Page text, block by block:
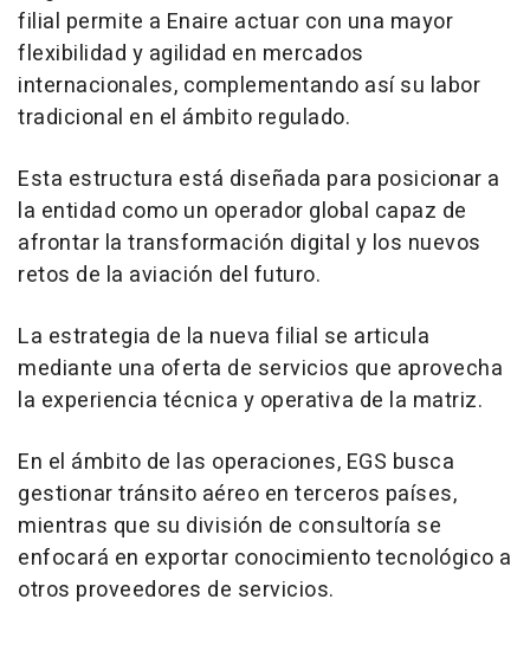
filial permite a Enaire actuar con una mayor
flexibilidad y agilidad en mercados
internacionales, complementando así su labor
tradicional en el ámbito regulado.
Esta estructura está diseñada para posicionar a
la entidad como un operador global capaz de
afrontar la transformación digital y los nuevos
retos de la aviación del futuro.
La estrategia de la nueva filial se articula
mediante una oferta de servicios que aprovecha
la experiencia técnica y operativa de la matriz.
En el ámbito de las operaciones, EGS busca
gestionar tránsito aéreo en terceros países,
mientras que su división de consultoría se
enfocará en exportar conocimiento tecnológico a
otros proveedores de servicios.